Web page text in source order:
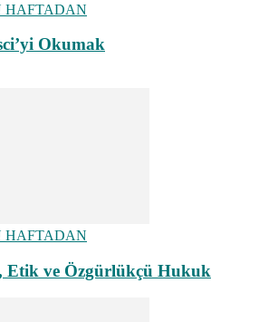
HAFTADAN
Okumak
HAFTADAN
Etik ve Özgürlükçü Hukuk